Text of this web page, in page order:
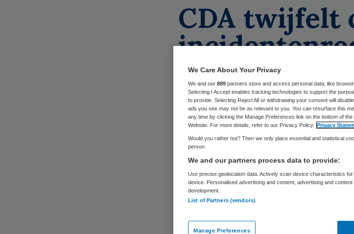
CDA twijfelt
IGZ
Skipr Redactie 29 januari 2013,
We Care About Your Privacy
We and our 889 partners store and access personal data, like
Selecting I Accept enables tracking technologies to support the
to provide. Selecting Reject All or withdrawing your consent will
ads you see may not be as relevant to you. You can resurface this
any time by clicking the Manage Preferences link on the bottom of
Website. For more details, refer to our Privacy Policy. Privacy
Would you rather not? Then we only place essential and statistical
person
We and our partners process data to provide:
Use precise geolocation data. Actively scan device characteristics
device. Personalised advertising and content, advertising and
development.
List of Partners (vendors)
Manage Preferences